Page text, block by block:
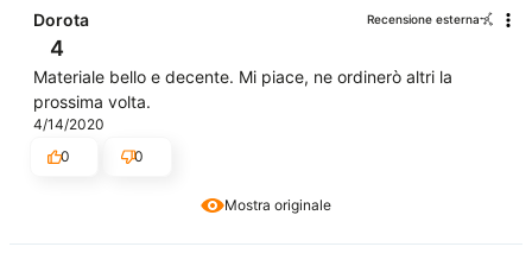
Mostra originale
Dorota Recensione esterna
4
Materiale bello e decente. Mi piace, ne ordinerò altri la
prossima volta.
4/14/2020
0
0